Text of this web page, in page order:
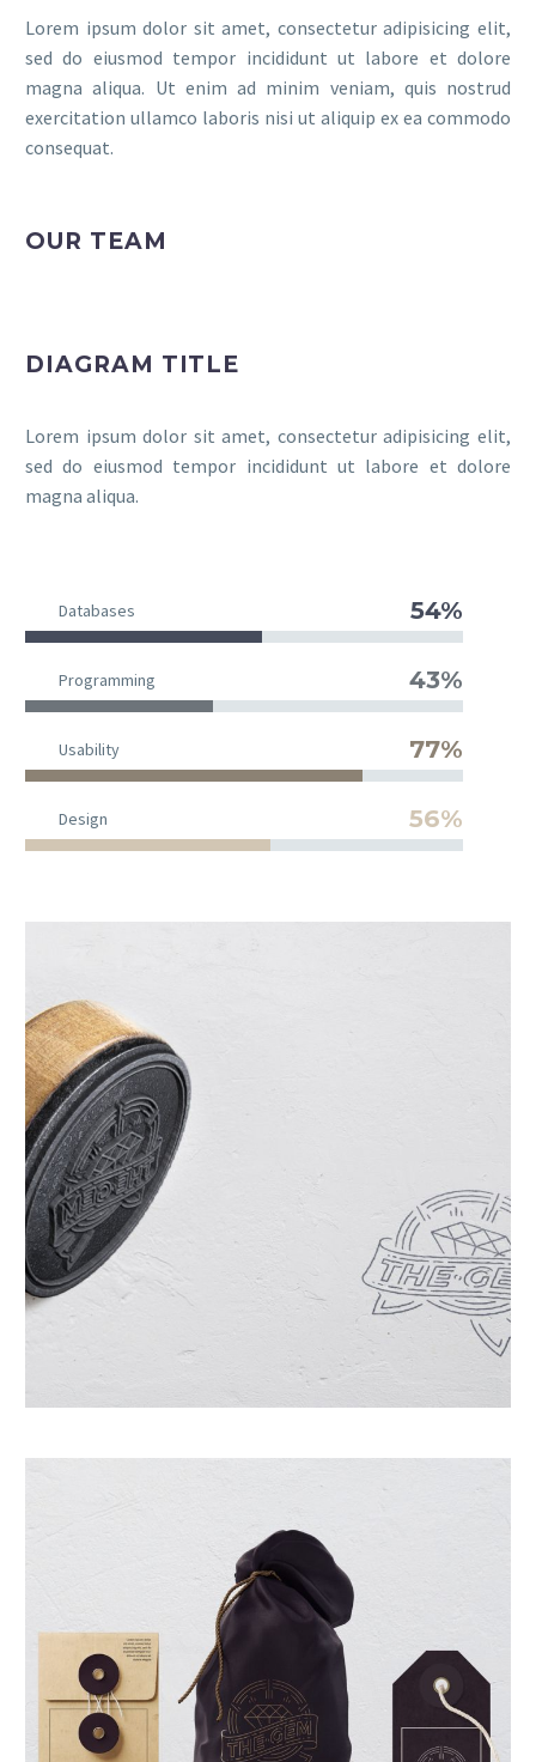
Lorem ipsum dolor sit amet, consectetur adipisicing elit,
sed do eiusmod tempor incididunt ut labore et dolore
magna aliqua. Ut enim ad minim veniam, quis nostrud
exercitation ullamco laboris nisi ut aliquip ex ea commodo
consequat.
OUR TEAM
DIAGRAM TITLE
Lorem ipsum dolor sit amet, consectetur adipisicing elit,
sed do eiusmod tempor incididunt ut labore et dolore
magna aliqua.
Databases 54%
Programming 43%
Usability 77%
Design 56%